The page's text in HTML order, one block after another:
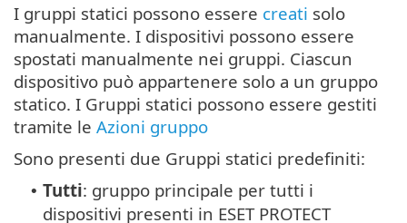
I gruppi statici possono essere creati solo
manualmente. I dispositivi possono essere
spostati manualmente nei gruppi. Ciascun
dispositivo può appartenere solo a un gruppo
statico. I Gruppi statici possono essere gestiti
tramite le Azioni gruppo
Sono presenti due Gruppi statici predefiniti:
• Tutti: gruppo principale per tutti i
dispositivi presenti in ESET PROTECT